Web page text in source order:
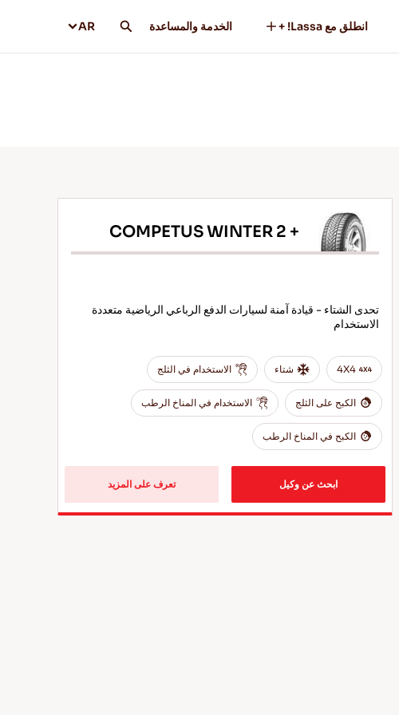
انطلق مع Lassa! + الخدمة والمساعدة AR
COMPETUS WINTER 2 +
تحدى الشتاء - قيادة آمنة لسيارات الدفع الرباعي الرياضية متعددة
الاستخدام
4X4 شتاء الاستخدام في الثلج
الكبح على الثلج الاستخدام في المناخ الرطب
الكبح في المناخ الرطب
ابحث عن وكيل تعرف على المزيد